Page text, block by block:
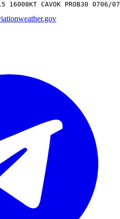
16008KT CAVOK PROB30 0706/